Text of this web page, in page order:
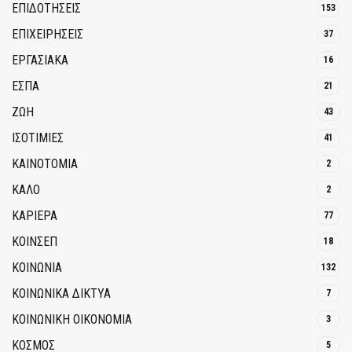
ΕΠΙΔΟΤΗΣΕΙΣ 153
ΕΠΙΧΕΙΡΗΣΕΙΣ 37
ΕΡΓΑΣΙΑΚΑ 16
ΕΣΠΑ 21
ΖΩΗ 43
ΙΣΟΤΙΜΙΕΣ 41
ΚΑΙΝΟΤΟΜΊΑ 2
ΚΑΛΟ 2
ΚΑΡΙΕΡΑ 77
ΚΟΙΝΣΕΠ 18
ΚΟΙΝΩΝΙΑ 132
ΚΟΙΝΩΝΙΚΆ ΔΊΚΤΥΑ 7
ΚΟΙΝΩΝΙΚΉ ΟΙΚΟΝΟΜΊΑ 3
ΚΟΣΜΟΣ 5